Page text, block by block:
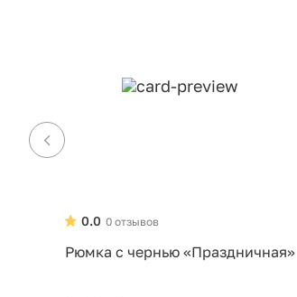
0 отзывов
0.0
Рюмка с чернью «Праздничная»